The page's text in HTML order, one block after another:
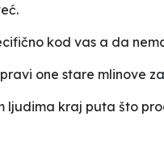
kod vas a da
one stare mlinove
ljudima kraj puta što